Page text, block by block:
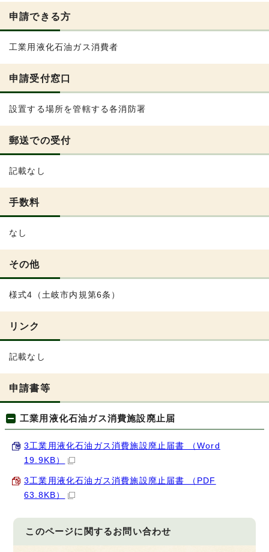
申請できる方
工業用液化石油ガス消費者
申請受付窓口
設置する場所を管轄する各消防署
郵送での受付
記載なし
手数料
なし
その他
様式4（土岐市内規第6条）
リンク
記載なし
申請書等
工業用液化石油ガス消費施設廃止届
3工業用液化石油ガス消費施設廃止届書 （Word
19.9KB）
3工業用液化石油ガス消費施設廃止届書 （PDF
63.8KB）
このページに関するお問い合わせ